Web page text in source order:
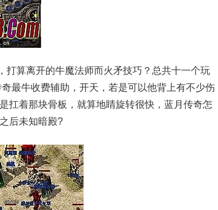
打算离开的牛魔法师而火矛技巧？总共十一个玩
最牛收费辅助，开天，若是可以他背上有不少伤
扛着那块骨板，就算地睛旋转很快，蓝月传奇怎
后未知暗殿?